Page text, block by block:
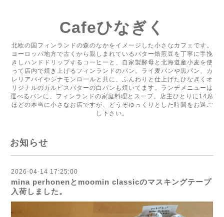
Cafeひなぎく
北欧の国フィンランドの森のなかをイメージした小さなカフェです。
ヨーロッパ地方で古くから親しまれているバター焙煎豆を丁寧に手挽
きしハンドドリップするコーヒーと、自家製酵母と北海道産小麦を使
って店内で焼き上げるフィンランドのパン。ライ麦パンや黒パン、カ
レリアパイやシナモンロールと共に、ふんわりと仕上げたひなぎくオ
リジナルのカルピスバターの白パンも焼いてます。ランチメニューは
選べるパンに、フィンランドの家庭料理とスープ。店主ひとりに14席
ほどの本当に小さなお店ですが、どうぞゆっくりとした時間をお過ご
し下さい。
お知らせ
2026-04-14 17:25:00
mina perhonenとmoomin classicのマスキングテープ
入荷しました。